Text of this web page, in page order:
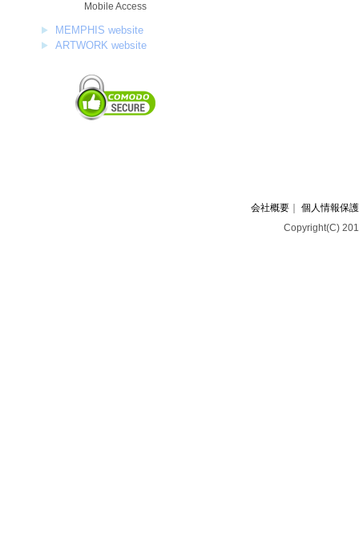
Mobile Access
MEMPHIS website
ARTWORK website
会社概要 ｜
個人情報保
Copyright(C)